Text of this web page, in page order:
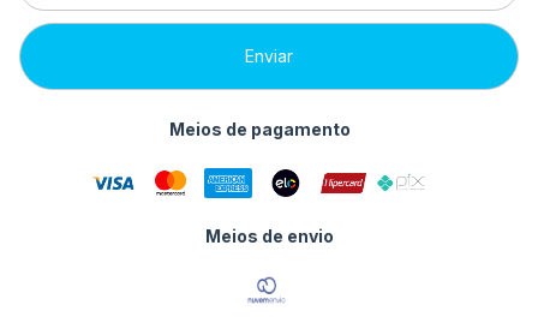
Meios de pagamento
Meios de envio